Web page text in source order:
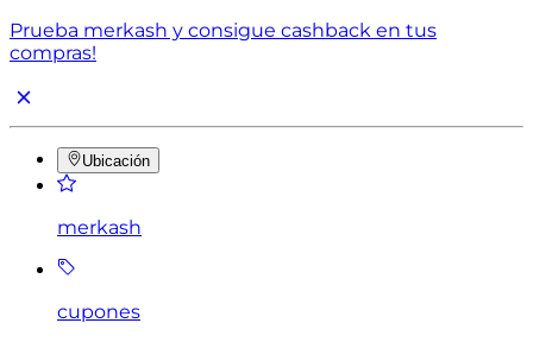
Prueba merkash y consigue cashback en tus
compras!
Ubicación
merkash
cupones